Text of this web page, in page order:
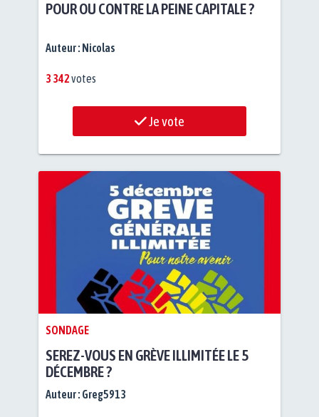
POUR OU CONTRE LA PEINE CAPITALE ?
Auteur : Nicolas
3 342votes
Je vote
SONDAGE
SEREZ-VOUS EN GRÈVE ILLIMITÉE LE 5
DÉCEMBRE ?
Auteur : Greg5913